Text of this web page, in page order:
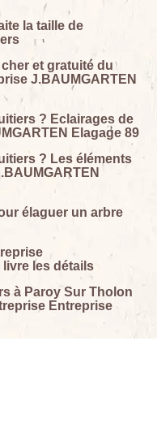
la taille de
et gratuité du
J.BAUMGARTEN
? Eclairages de
Elagage 89
? Les éléments
élaguer un arbre
livre les détails
à Paroy Sur Tholon
Entreprise